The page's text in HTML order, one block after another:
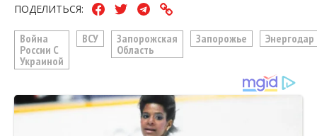
ПОДЕЛИТЬСЯ:
Война
России С
Украиной
ВСУ
Запорожская
Область
Запорожье Энергодар